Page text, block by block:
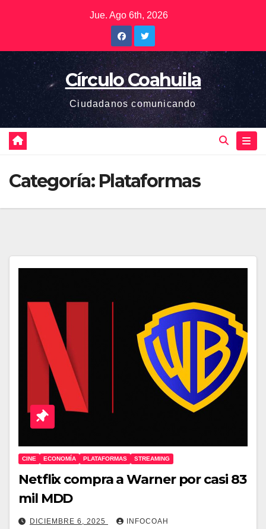
Jue. Ago 6th, 2026
Círculo Coahuila
Ciudadanos comunicando
Categoría: Plataformas
CINE ECONOMÍA PLATAFORMAS STREAMING
Netflix compra a Warner por casi 83
mil MDD
DICIEMBRE 6, 2025 INFOCOAH